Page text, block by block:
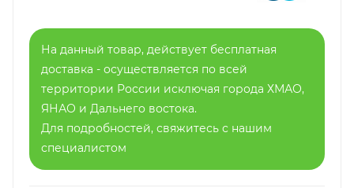
На данный товар, действует бесплатная
доставка - осуществляется по всей
территории России исключая города ХМАО,
ЯНАО и Дальнего востока.
Для подробностей, свяжитесь с нашим
специалистом